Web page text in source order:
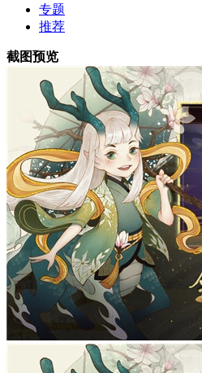
专题
推荐
截图预览